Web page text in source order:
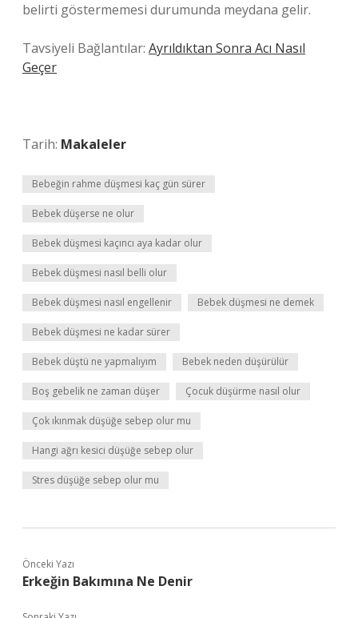
belirti göstermemesi durumunda meydana gelir.
Tavsiyeli Bağlantılar: Ayrıldıktan Sonra Acı Nasıl
Geçer
Tarih: Makaleler
Bebeğin rahme düşmesi kaç gün sürer
Bebek düşerse ne olur
Bebek düşmesi kaçıncı aya kadar olur
Bebek düşmesi nasıl belli olur
Bebek düşmesi nasıl engellenir Bebek düşmesi ne demek
Bebek düşmesi ne kadar sürer
Bebek düştü ne yapmalıyım Bebek neden düşürülür
Boş gebelik ne zaman düşer Çocuk düşürme nasıl olur
Çok ıkınmak düşüğe sebep olur mu
Hangi ağrı kesici düşüğe sebep olur
Stres düşüğe sebep olur mu
Önceki Yazı
Erkeğin Bakımına Ne Denir